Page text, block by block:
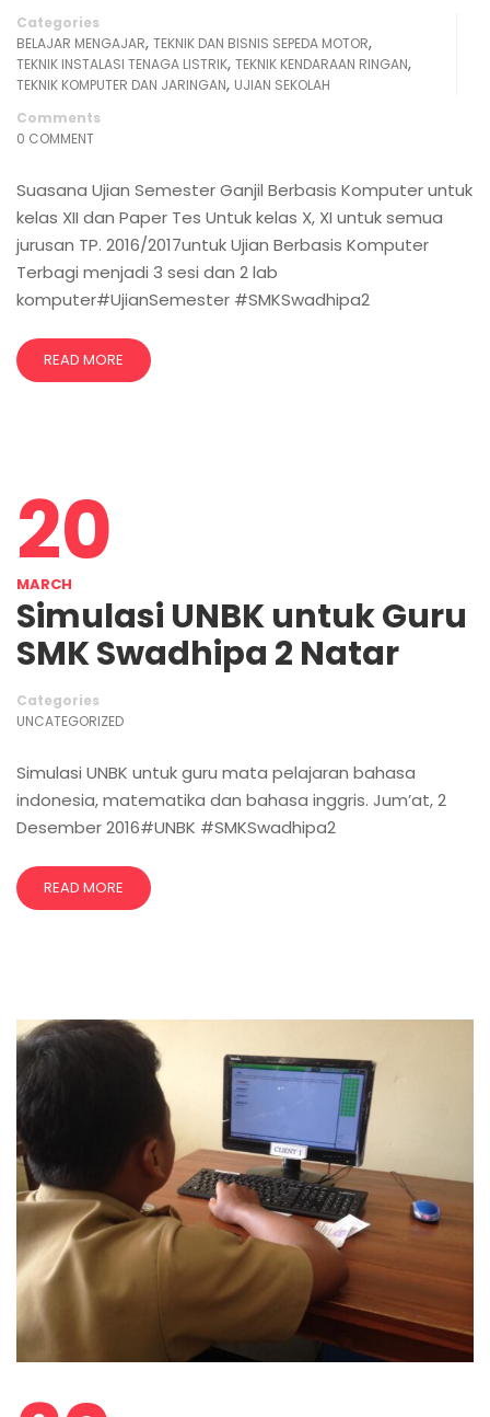
Categories
BELAJAR MENGAJAR, TEKNIK DAN BISNIS SEPEDA MOTOR,
TEKNIK INSTALASI TENAGA LISTRIK, TEKNIK KENDARAAN RINGAN,
TEKNIK KOMPUTER DAN JARINGAN, UJIAN SEKOLAH
Comments
0 COMMENT
Suasana Ujian Semester Ganjil Berbasis Komputer untuk
kelas XII dan Paper Tes Untuk kelas X, XI untuk semua
jurusan TP. 2016/2017untuk Ujian Berbasis Komputer
Terbagi menjadi 3 sesi dan 2 lab
komputer#UjianSemester #SMKSwadhipa2
READ MORE
20
MARCH
Simulasi UNBK untuk Guru
SMK Swadhipa 2 Natar
Categories
UNCATEGORIZED
Simulasi UNBK untuk guru mata pelajaran bahasa
indonesia, matematika dan bahasa inggris. Jum’at, 2
Desember 2016#UNBK #SMKSwadhipa2
READ MORE